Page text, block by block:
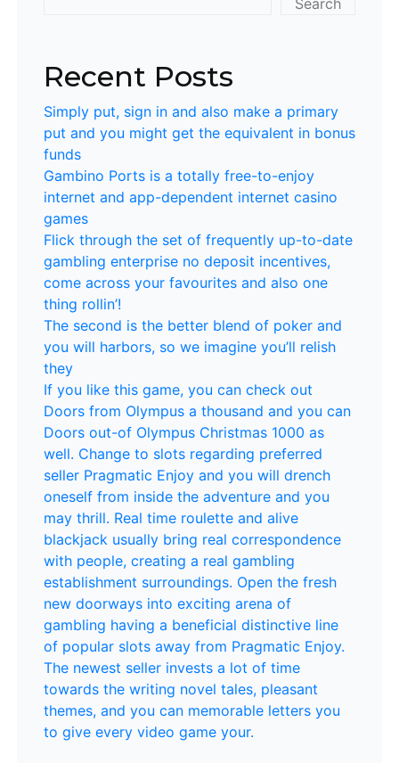
Search
Recent Posts
Simply put, sign in and also make a primary
put and you might get the equivalent in bonus
funds
Gambino Ports is a totally free-to-enjoy
internet and app-dependent internet casino
games
Flick through the set of frequently up-to-date
gambling enterprise no deposit incentives,
come across your favourites and also one
thing rollin’!
The second is the better blend of poker and
you will harbors, so we imagine you’ll relish
they
If you like this game, you can check out
Doors from Olympus a thousand and you can
Doors out-of Olympus Christmas 1000 as
well. Change to slots regarding preferred
seller Pragmatic Enjoy and you will drench
oneself from inside the adventure and you
may thrill. Real time roulette and alive
blackjack usually bring real correspondence
with people, creating a real gambling
establishment surroundings. Open the fresh
new doorways into exciting arena of
gambling having a beneficial distinctive line
of popular slots away from Pragmatic Enjoy.
The newest seller invests a lot of time
towards the writing novel tales, pleasant
themes, and you can memorable letters you
to give every video game your.